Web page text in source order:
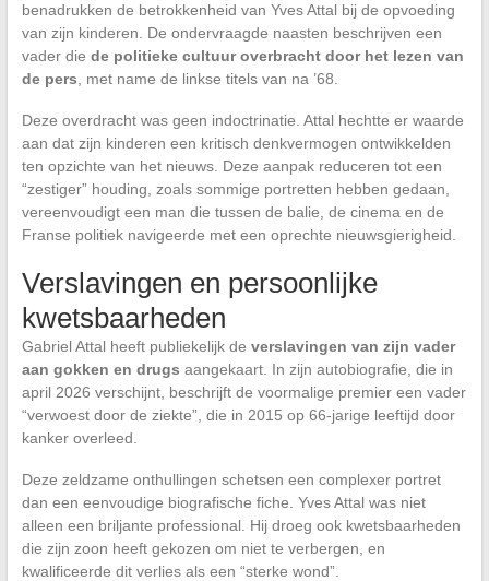
benadrukken de betrokkenheid van Yves Attal bij de opvoeding
van zijn kinderen. De ondervraagde naasten beschrijven een
vader die de politieke cultuur overbracht door het lezen van
de pers , met name de linkse titels van na ’68.
Deze overdracht was geen indoctrinatie. Attal hechtte er waarde
aan dat zijn kinderen een kritisch denkvermogen ontwikkelden
ten opzichte van het nieuws. Deze aanpak reduceren tot een
“zestiger” houding, zoals sommige portretten hebben gedaan,
vereenvoudigt een man die tussen de balie, de cinema en de
Franse politiek navigeerde met een oprechte nieuwsgierigheid.
Verslavingen en persoonlijke
kwetsbaarheden
Gabriel Attal heeft publiekelijk de verslavingen van zijn vader
aan gokken en drugs aangekaart. In zijn autobiografie, die in
april 2026 verschijnt, beschrijft de voormalige premier een vader
“verwoest door de ziekte”, die in 2015 op 66-jarige leeftijd door
kanker overleed.
Deze zeldzame onthullingen schetsen een complexer portret
dan een eenvoudige biografische fiche. Yves Attal was niet
alleen een briljante professional. Hij droeg ook kwetsbaarheden
die zijn zoon heeft gekozen om niet te verbergen, en
kwalificeerde dit verlies als een “sterke wond”.